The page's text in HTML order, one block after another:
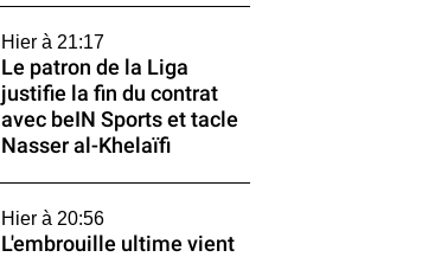
Hier à 21:17
Le patron de la Liga
justifie la fin du contrat
avec beIN Sports et tacle
Nasser al-Khelaïfi
Hier à 20:56
L'embrouille ultime vient